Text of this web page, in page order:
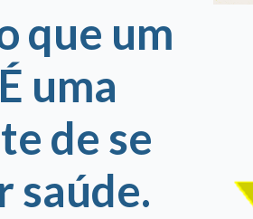
que um
uma
de se
saúde.